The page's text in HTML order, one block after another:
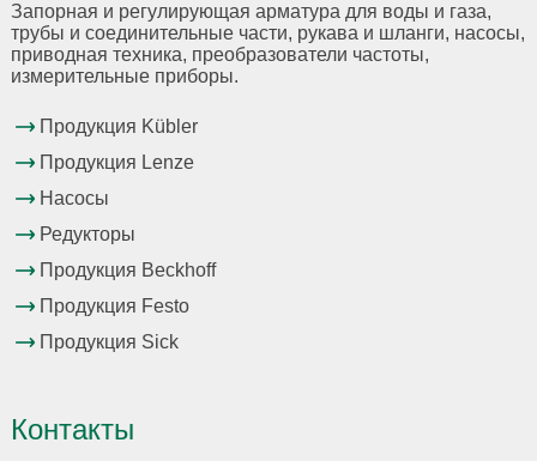
Запорная и регулирующая арматура для воды и газа,
трубы и соединительные части, рукава и шланги, насосы,
приводная техника, преобразователи частоты,
измерительные приборы.
Продукция Kübler
Продукция Lenze
Насосы
Редукторы
Продукция Beckhoff
Продукция Festo
Продукция Sick
Контакты